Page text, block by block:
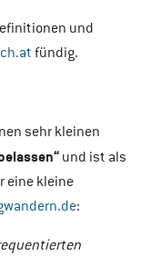
und
fündig.
sehr kleinen
und ist als
eine kleine
: